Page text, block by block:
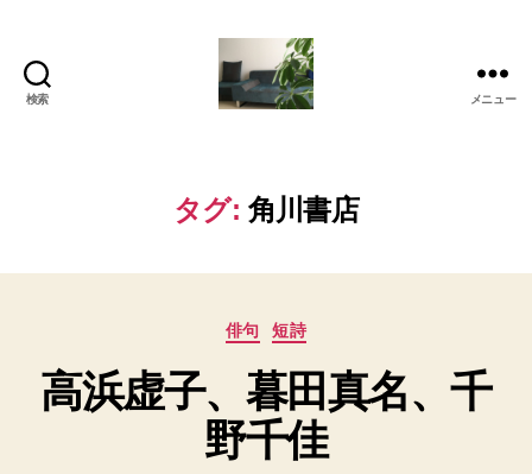
検索
美
(お
も
あ
の
ブ
ロ
グ
メニュー
タグ: 角川書店
カ
ゴ
リ
ー
俳句 短詩
高浜虚子、暮田真名、千
野千佳